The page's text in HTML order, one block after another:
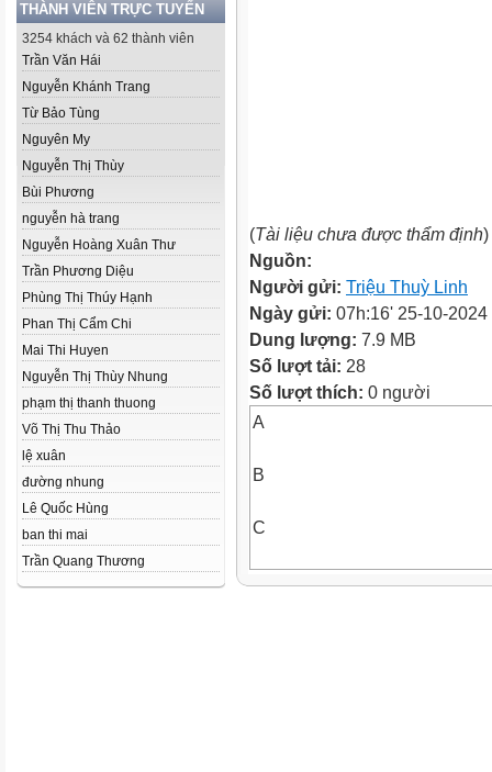
THÀNH VIÊN TRỰC TUYẾN
3254 khách và 62 thành viên
Trần Văn Hái
Nguyễn Khánh Trang
Từ Bảo Tùng
Nguyên My
Nguyễn Thị Thùy
Bùi Phương
nguyễn hà trang
Nguyễn Hoàng Xuân Thư
Trần Phương Diệu
Phùng Thị Thúy Hạnh
Phan Thị Cẩm Chi
Mai Thi Huyen
Nguyễn Thị Thùy Nhung
phạm thị thanh thuong
Võ Thị Thu Thảo
lệ xuân
đường nhung
Lê Quốc Hùng
ban thi mai
Trần Quang Thương
(Tài liệu chưa được thẩm định)
Nguồn:
Người gửi: Triệu Thuỳ Linh
Ngày gửi: 07h:16' 25-10-2024
Dung lượng: 7.9 MB
Số lượt tải: 28
Số lượt thích: 0 người
A
B
C